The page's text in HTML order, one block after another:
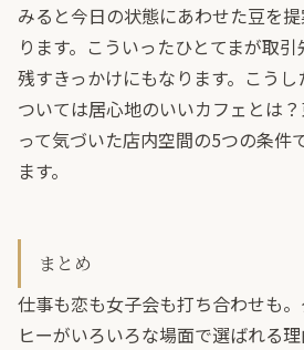
みると今日の状態にあわせた豆を
ります。こういったひとてまが取
残すきっかけにもなります。こう
ついては居心地のいいカフェとは
って気づいた店内空間の5つの条件
ます。
まとめ
仕事も恋も女子会も打ち合わせも
ヒーがいろいろな場面で選ばれる